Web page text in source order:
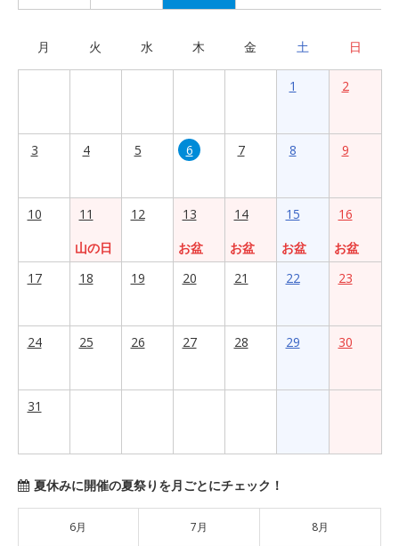
月 火 水 木 金 土 日
1 2
3 4 5 6 7 8 9
10
11
山の日
12
13
お盆
14
お盆
15
お盆
16
お盆
17
18 19 20 21 22 23
24 25 26 27 28 29 30
31
夏休みに開催の夏祭りを月ごとにチェック！
6月 7月 8月